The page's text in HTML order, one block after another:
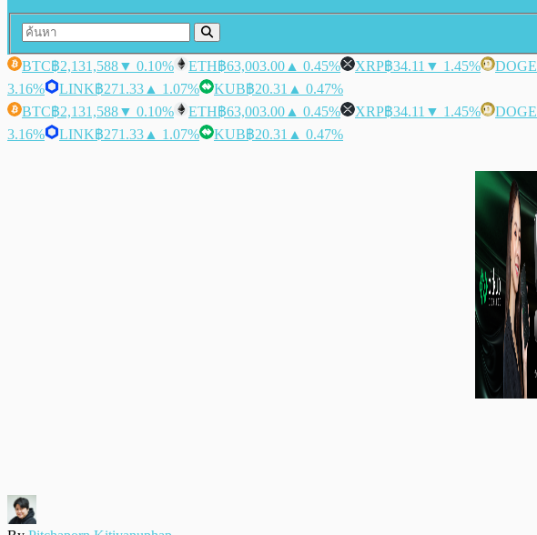
BTC฿2,131,588▼ 0.10% ETH฿63,003.00 ▲ 0.45% XRP฿34.11 ▼ 1.45% DOGE
3.16%
LINK฿271.33 ▲ 1.07% KUB฿20.31 ▲ 0.47%
BTC฿2,131,588▼ 0.10% ETH฿63,003.00 ▲ 0.45% XRP฿34.11 ▼ 1.45% DOGE
3.16%
LINK฿271.33 ▲ 1.07% KUB฿20.31 ▲ 0.47%